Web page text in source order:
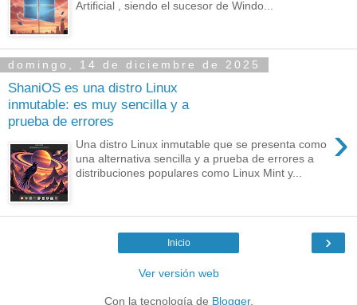
Artificial , siendo el sucesor de Windo...
domingo, 14 de diciembre de 2025
ShaniOS es una distro Linux
inmutable: es muy sencilla y a
prueba de errores
›
Una distro Linux inmutable que se presenta como
una alternativa sencilla y a prueba de errores a
distribuciones populares como Linux Mint y...
›
Inicio
Ver versión web
Con la tecnología de Blogger.